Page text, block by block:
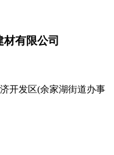
有限公司
开发区(余家湖街道办事